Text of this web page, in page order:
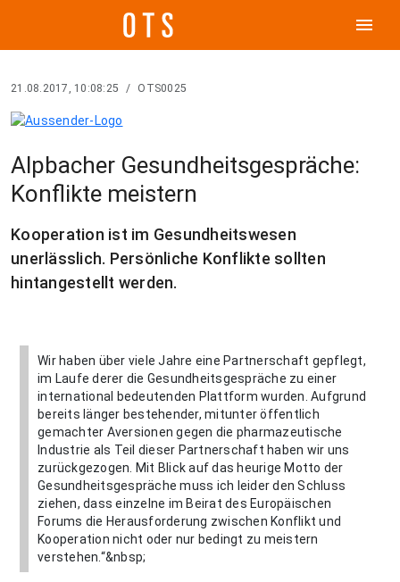
menu
21.08.2017, 10:08:25 / OTS0025
Alpbacher Gesundheitsgespräche:
Konflikte meistern
Kooperation ist im Gesundheitswesen
unerlässlich. Persönliche Konflikte sollten
hintangestellt werden.
Wir haben über viele Jahre eine Partnerschaft gepflegt,
im Laufe derer die Gesundheitsgespräche zu einer
international bedeutenden Plattform wurden. Aufgrund
bereits länger bestehender, mitunter öffentlich
gemachter Aversionen gegen die pharmazeutische
Industrie als Teil dieser Partnerschaft haben wir uns
zurückgezogen. Mit Blick auf das heurige Motto der
Gesundheitsgespräche muss ich leider den Schluss
ziehen, dass einzelne im Beirat des Europäischen
Forums die Herausforderung zwischen Konflikt und
Kooperation nicht oder nur bedingt zu meistern
verstehen.“&nbsp;